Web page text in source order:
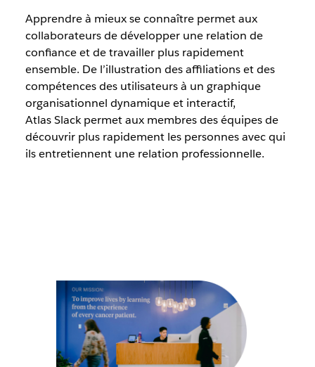
Apprendre à mieux se connaître permet aux
collaborateurs de développer une relation de
confiance et de travailler plus rapidement
ensemble. De l’illustration des affiliations et des
compétences des utilisateurs à un graphique
organisationnel dynamique et interactif,
Atlas Slack permet aux membres des équipes de
découvrir plus rapidement les personnes avec qui
ils entretiennent une relation professionnelle.